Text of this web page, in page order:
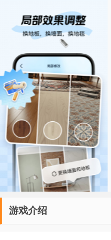
游戏介绍